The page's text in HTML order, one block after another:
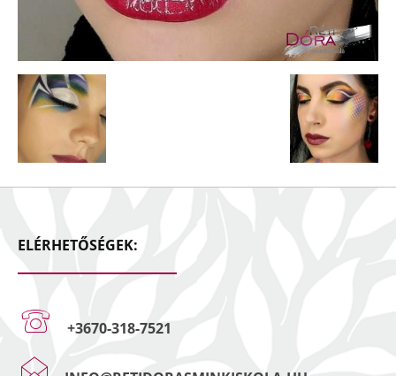
ELÉRHETŐSÉGEK:
+3670-318-7521